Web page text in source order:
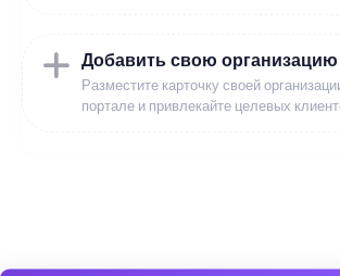
Добавить свою организацию
Разместите карточку своей
портале и привлекайте целевых